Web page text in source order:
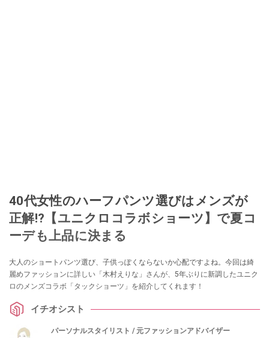
40代女性のハーフパンツ選びはメンズが
正解!?【ユニクロコラボショーツ】で夏コ
ーデも上品に決まる
大人のショートパンツ選び、子供っぽくならないか心配ですよね。今回は綺
麗めファッションに詳しい「木村えりな」さんが、5年ぶりに新調したユニク
ロのメンズコラボ「タックショーツ」を紹介してくれます！
イチオシスト
パーソナルスタイリスト / 元ファッションアドバイザー